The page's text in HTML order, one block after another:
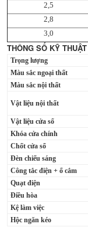
2,5
2,8
3,0
THÔNG SỐ KỸ
Trọng lượng
Màu sắc ngoại thất
Màu sắc nội thất
Vật liệu nội thất
Vật liệu cửa sổ
Khóa cửa chính
Chốt cửa sổ
Đèn chiếu sáng
Công tắc điện + ổ cắm
Quạt điện
Điều hòa
Kệ làm việc
Hộc ngăn kéo